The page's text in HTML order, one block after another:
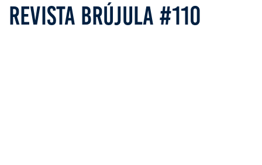
REVISTA BRÚJULA #110